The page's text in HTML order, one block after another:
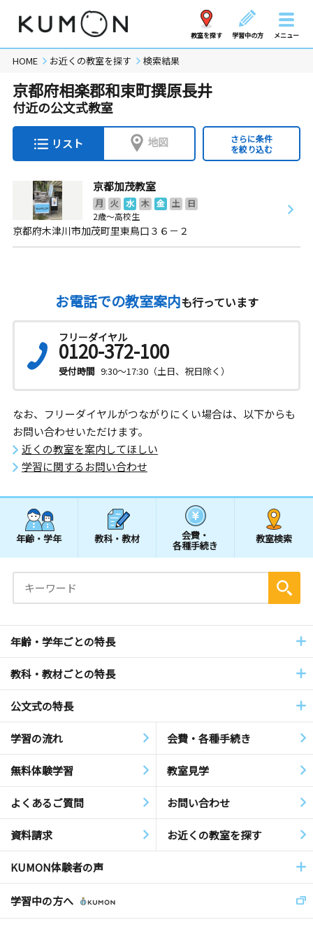
教室を探す 学習中の方 メニュー
HOME お近くの教室を探す 検索結果
京都府相楽郡和束町撰原長井
付近の公文式教室
リスト 地図
さらに条件
を絞り込む
京都加茂教室
月 火 水 木 金 土
日
2歳～高校生
京都府木津川市加茂町里東鳥口３６－２
お電話での教室案内も行っています
フリーダイヤル
0120-372-100
受付時間 9:30～17:30（土日、祝日除く）
なお、フリーダイヤルがつながりにくい場合は、以下からも
お問い合わせいただけます。
近くの教室を案内してほしい
学習に関するお問い合わせ
年齢・学年 教科・教材 会費・
各種手続き
教室検索
年齢・学年ごとの特長
教科・教材ごとの特長
公文式の特長
学習の流れ 会費・各種手続き
無料体験学習 教室見学
よくあるご質問 お問い合わせ
資料請求 お近くの教室を探す
KUMON体験者の声
学習中の方へ